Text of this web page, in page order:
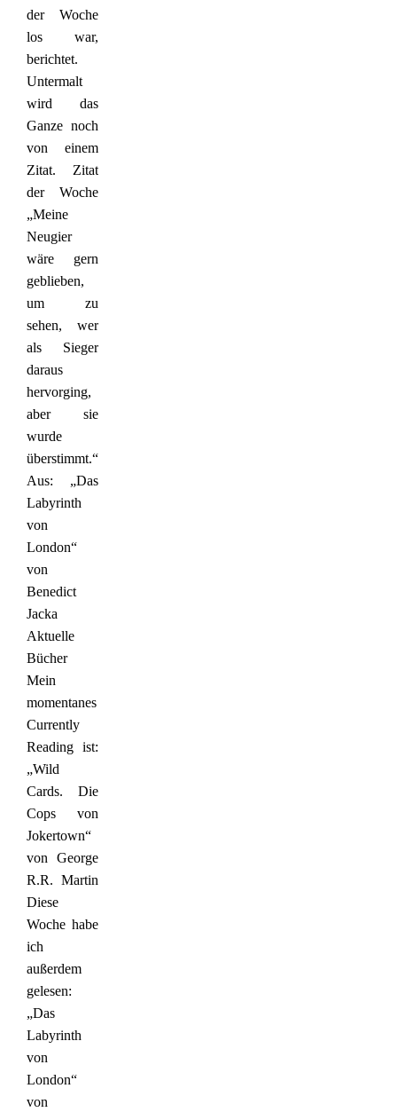
der Woche
los war,
berichtet.
Untermalt
wird das
Ganze noch
von einem
Zitat. Zitat
der Woche
„Meine
Neugier
wäre gern
geblieben,
um zu
sehen, wer
als Sieger
daraus
hervorging,
aber sie
wurde
überstimmt.“
Aus: „Das
Labyrinth
von
London“
von
Benedict
Jacka
Aktuelle
Bücher
Mein
momentanes
Currently
Reading ist:
„Wild
Cards. Die
Cops von
Jokertown“
von George
R.R. Martin
Diese
Woche habe
ich
außerdem
gelesen:
„Das
Labyrinth
von
London“
von